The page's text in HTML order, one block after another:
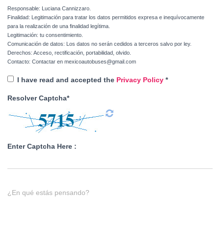
Responsable: Luciana Cannizzaro.
Finalidad: Legitimación para tratar los datos permitidos expresa e inequívocamente
para la realización de una finalidad legítima.
Legitimación: tu consentimiento.
Comunicación de datos: Los datos no serán cedidos a terceros salvo por ley.
Derechos: Acceso, rectificación, portabilidad, olvido.
Contacto: Contactar en mexicoautobuses@gmail.com
I have read and accepted the Privacy Policy *
Resolver Captcha*
Enter Captcha Here :
¿En qué estás pensando?